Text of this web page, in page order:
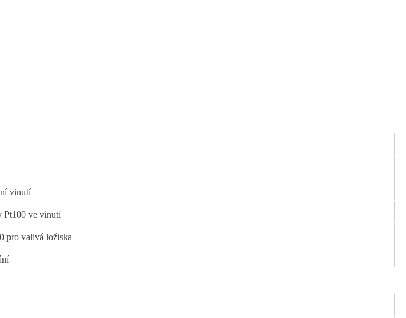
vinutí
Pt100 ve vinutí
pro valivá ložiska